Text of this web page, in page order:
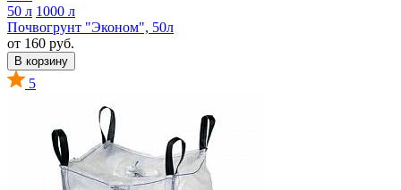
50 л 1000 л
Почвогрунт "Эконом", 50л
от 160 руб.
В корзину
5